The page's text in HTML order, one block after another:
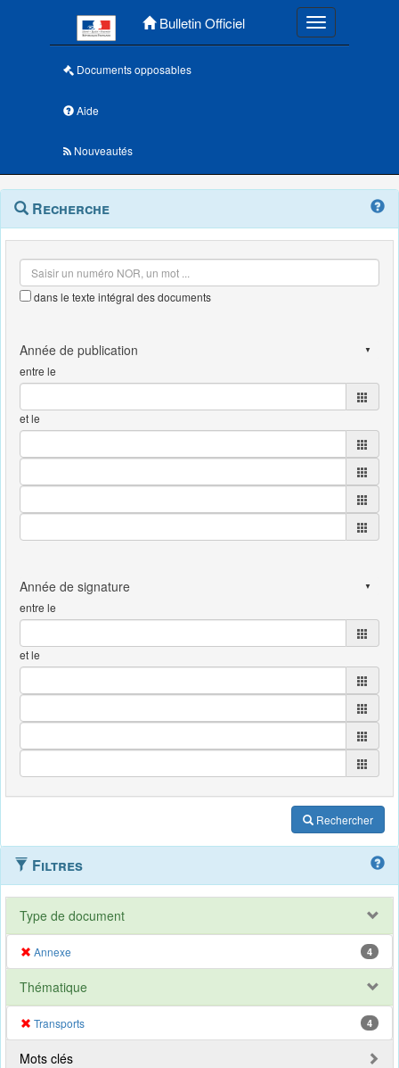
Bulletin Officiel Toggle
Documents opposables
Aide
Nouveautés
Navigation
outils
Menu
contextuel
Recherche
dans le texte intégral des documents
entre le
et le
entre le
et le
Rechercher
Filtres
Type de document
Annexe 4
Thématique
Transports 4
Mots clés